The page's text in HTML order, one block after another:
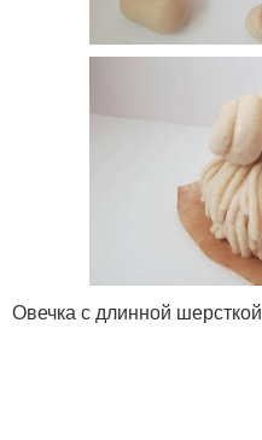
Овечка с длинной шерсткой